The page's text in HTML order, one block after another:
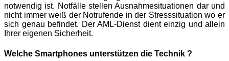
notwendig ist. Notfälle stellen Ausnahmesituationen dar und
nicht immerweiß der Notrufende in der Stresssituation wo er
sich genau befindet. Der AML-Dienst dient einzig und allein
Ihrer eigenen Sicherheit.
Welche Smartphones unterstützen die Technik ?